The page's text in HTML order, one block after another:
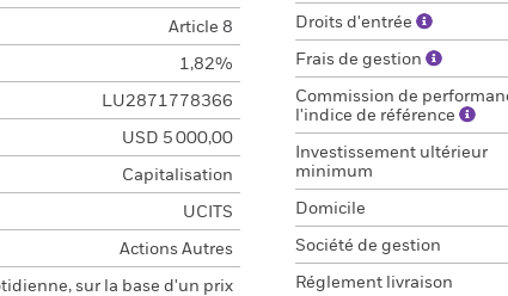
Article 8
1,82%
LU2871778366
USD 5 000,00
Capitalisation
UCITS
Actions Autres
sur la base d'un prix
Droits d'entrée
Frais de gestion
Commission de
l'indice de référence
Investissement ultérieur
minimum
Domicile
Société de gestion
Réglement livraison